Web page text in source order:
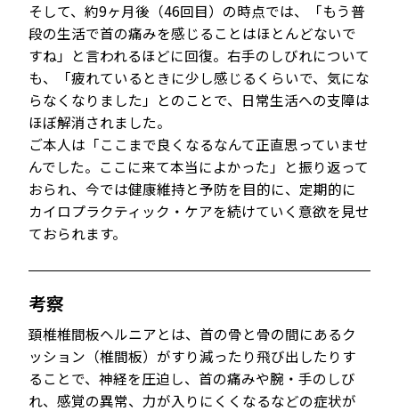
そして、約9ヶ月後（46回目）の時点では、「もう普
段の生活で首の痛みを感じることはほとんどないで
すね」と言われるほどに回復。右手のしびれについて
も、「疲れているときに少し感じるくらいで、気にな
らなくなりました」とのことで、日常生活への支障は
ほぼ解消されました。
ご本人は「ここまで良くなるなんて正直思っていませ
んでした。ここに来て本当によかった」と振り返って
おられ、今では健康維持と予防を目的に、定期的に
カイロプラクティック・ケアを続けていく意欲を見せ
ておられます。
考察
頚椎椎間板ヘルニアとは、首の骨と骨の間にあるク
ッション（椎間板）がすり減ったり飛び出したりす
ることで、神経を圧迫し、首の痛みや腕・手のしび
れ、感覚の異常、力が入りにくくなるなどの症状が